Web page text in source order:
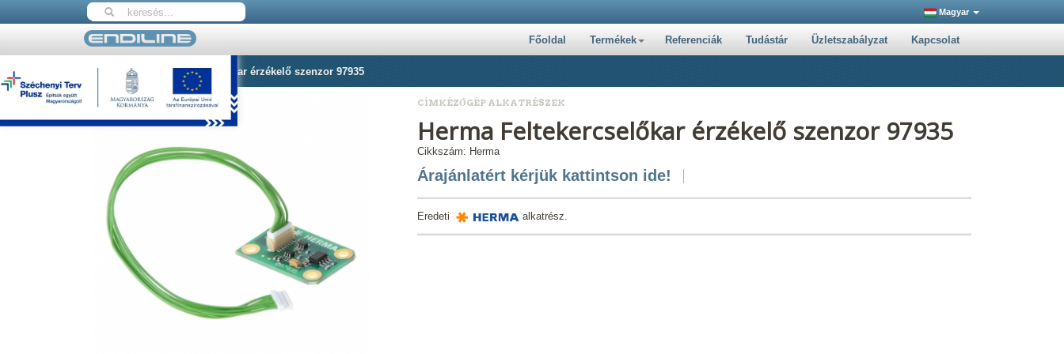
Magyar
Főoldal Termékek Referenciák Tudástár Üzletszabályzat Kapcsolat
Nyitólap Herma Feltekercselőkar érzékelő szenzor 97935
CÍMKÉZŐGÉP ALKATRÉSZEK
Herma Feltekercselőkar érzékelő szenzor 97935
Cikkszám: Herma
Árajánlatért kérjük kattintson ide!
Eredeti alkatrész.